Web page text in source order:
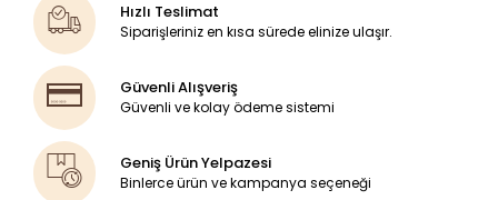
Hızlı Teslimat
Siparişleriniz en kısa sürede elinize ulaşır.
Güvenli Alışveriş
Güvenli ve kolay ödeme sistemi
Geniş Ürün Yelpazesi
Binlerce ürün ve kampanya seçeneği